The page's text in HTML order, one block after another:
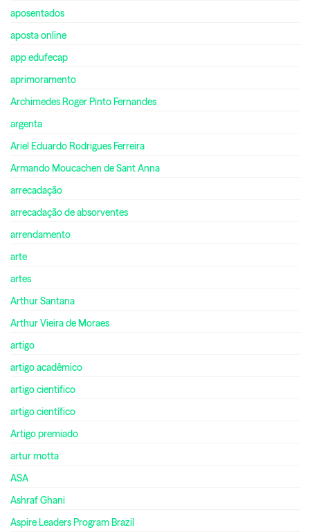
aposentados
aposta online
app edufecap
aprimoramento
Archimedes Roger Pinto Fernandes
argenta
Ariel Eduardo Rodrigues Ferreira
Armando Moucachen de Sant Anna
arrecadação
arrecadação de absorventes
arrendamento
arte
artes
Arthur Santana
Arthur Vieira de Moraes
artigo
artigo acadêmico
artigo cientifico
artigo científico
Artigo premiado
artur motta
ASA
Ashraf Ghani
Aspire Leaders Program Brazil